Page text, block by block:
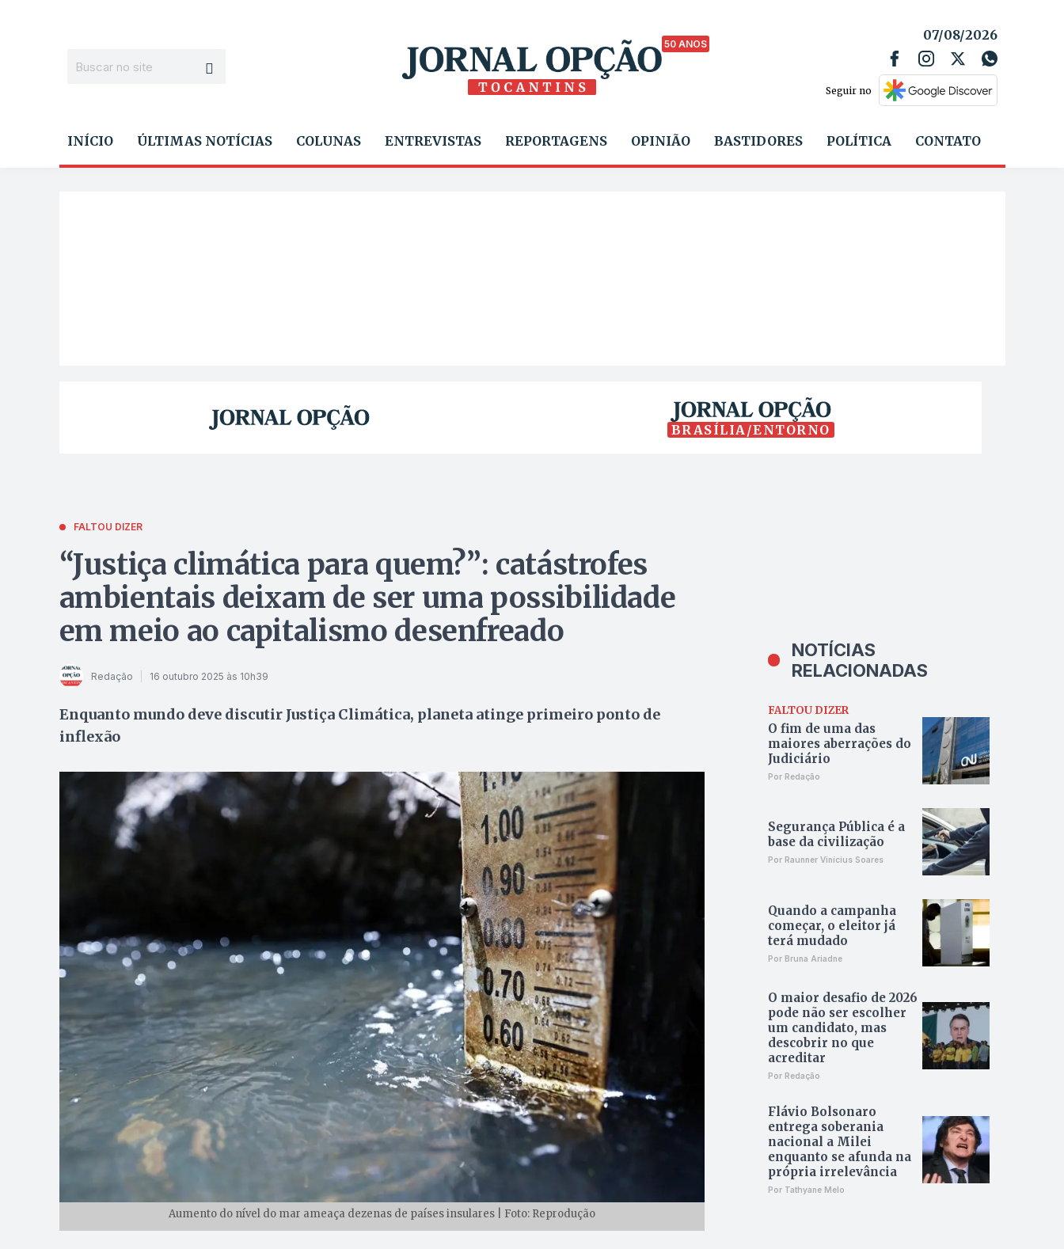
50 ANOS
07/08/2026
Seguir no
INÍCIO ÚLTIMAS NOTÍCIAS COLUNAS ENTREVISTAS REPORTAGENS OPINIÃO BASTIDORES POLÍTICA CONTATO
BRASÍLIA/ENTORNO
FALTOU DIZER
“Justiça climática para quem?”: catástrofes
ambientais deixam de ser uma possibilidade
em meio ao capitalismo desenfreado
Redação 16 outubro 2025 às 10h39
Enquanto mundo deve discutir Justiça Climática, planeta atinge primeiro ponto de
inflexão
Aumento do nível do mar ameaça dezenas de países insulares | Foto: Reprodução
NOTÍCIAS
RELACIONADAS
FALTOU DIZER
O fim de uma das
maiores aberrações do
Judiciário
Por Redação
Segurança Pública é a
base da civilização
Por Raunner Vinícius Soares
Quando a campanha
começar, o eleitor já
terá mudado
Por Bruna Ariadne
O maior desafio de 2026
pode não ser escolher
um candidato, mas
descobrir no que
acreditar
Por Redação
Flávio Bolsonaro
entrega soberania
nacional a Milei
enquanto se afunda na
própria irrelevância
Por Tathyane Melo